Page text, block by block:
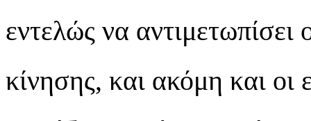
εντελώς να
κίνησης, και ακόμη και οι